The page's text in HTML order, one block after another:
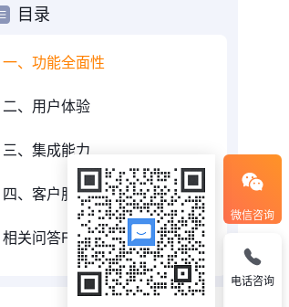
目录
一、功能全面性
二、用户体验
三、集成能力
四、客户服务
相关问答FAQs：
微信咨询
电话咨询